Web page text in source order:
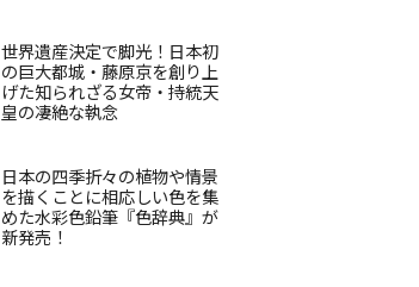
世界遺産決定で脚光！日本初
の巨大都城・藤原京を創り上
げた知られざる女帝・持統天
皇の凄絶な執念
日本の四季折々の植物や情景
を描くことに相応しい色を集
めた水彩色鉛筆『色辞典』が
新発売！